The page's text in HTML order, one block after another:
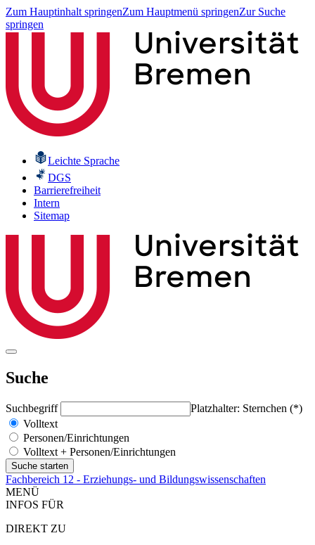
Zum Hauptinhalt springenZum Hauptmenü springenZur Suche
springen
Leichte Sprache
DGS
Barrierefreiheit
Intern
Sitemap
Suche
Suchbegriff
Platzhalter: Sternchen (*)
Volltext
Personen/Einrichtungen
Volltext + Personen/Einrichtungen
Fachbereich 12 - Erziehungs- und Bildungswissenschaften
MENÜ
INFOS FÜR
DIREKT ZU